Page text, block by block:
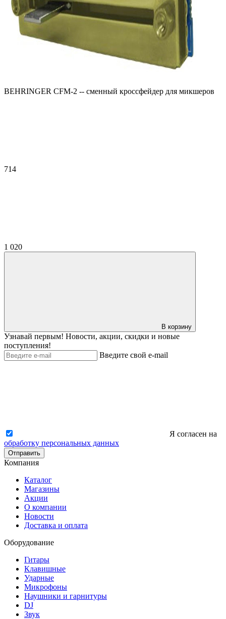
BEHRINGER CFM-2 -- сменный кроссфейдер для микшеров
714
1 020
В корзину
Узнавай первым! Новости, акции, скидки и новые
поступления!
Введите свой e-mail
Я согласен на
обработку персональных данных
Отправить
Компания
Каталог
Магазины
Акции
О компании
Новости
Доставка и оплата
Оборудование
Гитары
Клавишные
Ударные
Микрофоны
Наушники и гарнитуры
DJ
Звук